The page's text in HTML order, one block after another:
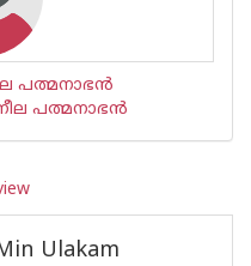
പത്മനാഭന്‍
നീല പത്മനാഭന്‍
Ulakam